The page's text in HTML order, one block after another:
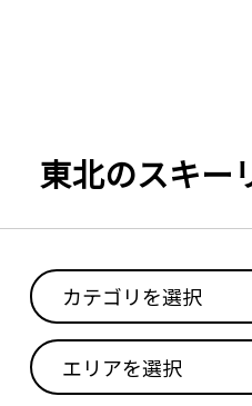
東北のスキー
カテゴリを選択
エリアを選択